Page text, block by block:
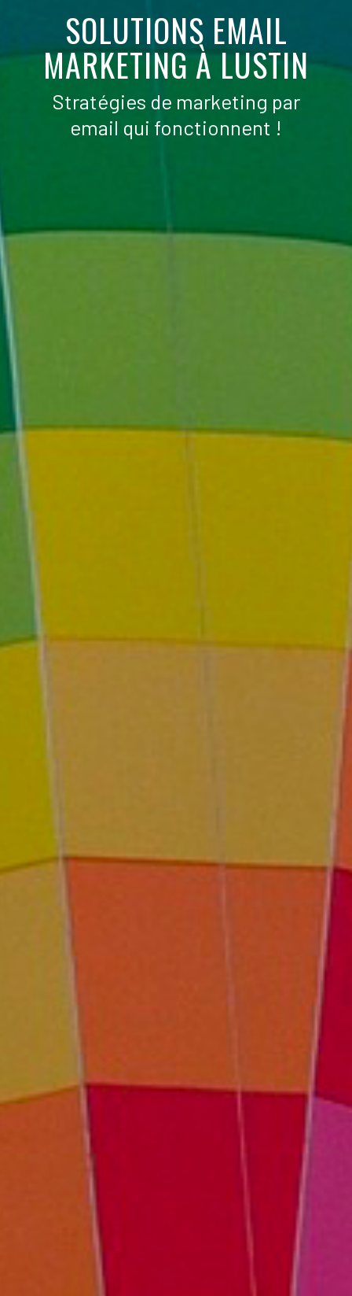
SOLUTIONS EMAIL
MARKETING À LUSTIN
Stratégies de marketing par
email qui fonctionnent !